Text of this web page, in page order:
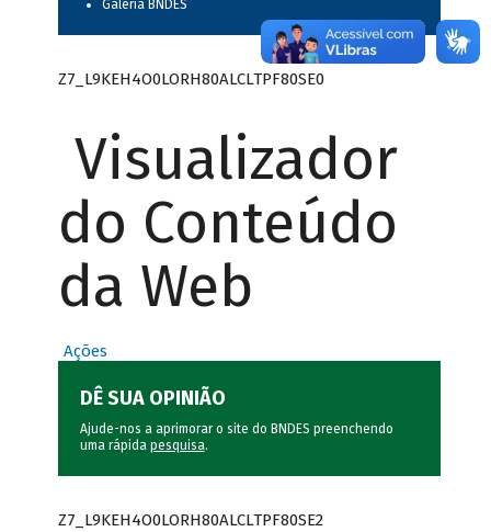
Galeria BNDES
Z7_L9KEH4O0LORH80ALCLTPF80SE0
Visualizador
do Conteúdo
da Web
Ações
DÊ SUA OPINIÃO
Ajude-nos a aprimorar o site do BNDES preenchendo
uma rápida pesquisa.
Z7_L9KEH4O0LORH80ALCLTPF80SE2